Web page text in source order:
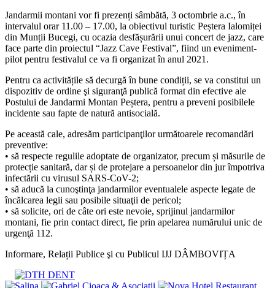
Jandarmii montani vor fi prezenți sâmbătă, 3 octombrie a.c., în
intervalul orar 11.00 – 17.00, la obiectivul turistic Peștera Ialomiței
din Munții Bucegi, cu ocazia desfășurării unui concert de jazz, care
face parte din proiectul “Jazz Cave Festival”, fiind un eveniment-
pilot pentru festivalul ce va fi organizat în anul 2021.
Pentru ca activitățile să decurgă în bune condiții, se va constitui un
dispozitiv de ordine şi siguranţă publică format din efective ale
Postului de Jandarmi Montan Peștera, pentru a preveni posibilele
incidente sau fapte de natură antisocială.
Pe această cale, adresăm participanţilor următoarele recomandări
preventive:
• să respecte regulile adoptate de organizator, precum și măsurile de
protecție sanitară, dar și de protejare a persoanelor din jur împotriva
infectării cu virusul SARS-CoV-2;
• să aducă la cunoştinţa jandarmilor eventualele aspecte legate de
încălcarea legii sau posibile situaţii de pericol;
• să solicite, ori de câte ori este nevoie, sprijinul jandarmilor
montani, fie prin contact direct, fie prin apelarea numărului unic de
urgenţă 112.
Informare, Relații Publice şi cu Publicul IJJ DÂMBOVIȚA